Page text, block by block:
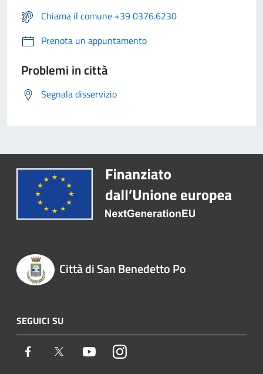
Chiama il comune +39 0376.6230
Prenota un appuntamento
Problemi in città
Segnala disservizio
Città di San Benedetto Po
SEGUICI SU
Facebook Twitter YoutubeInstagram